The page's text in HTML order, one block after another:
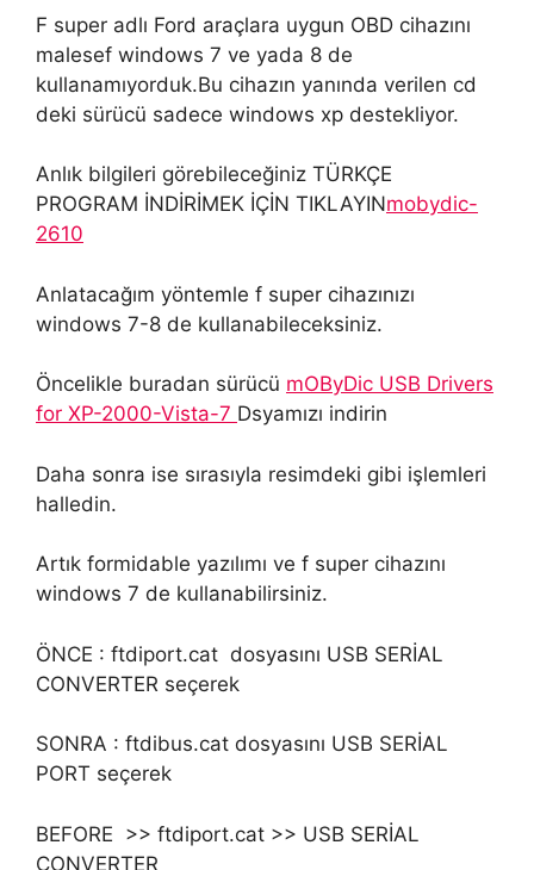
F super adlı Ford araçlara uygun OBD cihazını
malesef windows 7 ve yada 8 de
kullanamıyorduk.Bu cihazın yanında verilen cd
deki sürücü sadece windows xp destekliyor.
Anlık bilgileri görebileceğiniz TÜRKÇE
PROGRAM İNDİRİMEK İÇİN TIKLAYINmobydic-
2610
Anlatacağım yöntemle f super cihazınızı
windows 7-8 de kullanabileceksiniz.
Öncelikle buradan sürücü mOByDic USB Drivers
for XP-2000-Vista-7 Dsyamızı indirin
Daha sonra ise sırasıyla resimdeki gibi işlemleri
halledin.
Artık formidable yazılımı ve f super cihazını
windows 7 de kullanabilirsiniz.
ÖNCE : ftdiport.cat dosyasını USB SERİAL
CONVERTER seçerek
SONRA : ftdibus.cat dosyasını USB SERİAL
PORT seçerek
BEFORE >> ftdiport.cat >> USB SERİAL
CONVERTER